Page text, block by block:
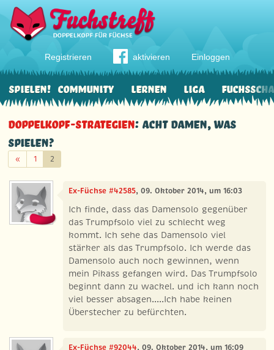
Registrieren aktivieren Einloggen
Community Lernen Liga
Spielen!
Doppelkopf-Strategien: Acht Damen, was
spielen?
«Zurück
1 2
Ex-Füchse #42585, 09. Oktober 2014, um 16:03
Ich finde, dass das Damensolo gegenüber
das Trumpfsolo viel zu schlecht weg
kommt. Ich sehe das Damensolo viel
stärker als das Trumpfsolo. Ich werde das
Damensolo auch noch gewinnen, wenn
mein Pikass gefangen wird. Das Trumpfsolo
beginnt dann zu wackel. und ich kann noch
viel besser absagen.....Ich habe keinen
Überstecher zu befürchten.
Ex-Füchse #92044, 09. Oktober 2014, um 16:09